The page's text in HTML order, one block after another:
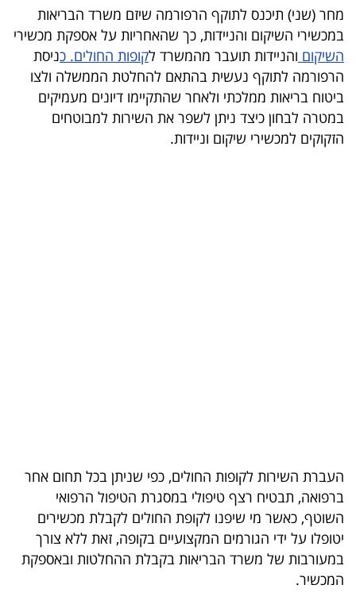
ספורט
קריירה
ולימודים
מינויים
רייטינג
פודקאסט
40
UNDER
40
מחר (שני) תיכנס לתוקף הרפורמה שיזם משרד הבריאות
במכשירי השיקום והניידות, כך שהאחריות על אספקת מכשירי
השיקום והניידות תועבר מהמשרד לקופות החולים. כניסת
הרפורמה לתוקף נעשית בהתאם להחלטת הממשלה ולצו
ביטוח בריאות ממלכתי ולאחר שהתקיימו דיונים מעמיקים
במטרה לבחון כיצד ניתן לשפר את השירות למבוטחים
הזקוקים למכשירי שיקום וניידות.
העברת השירות לקופות החולים, כפי שניתן בכל תחום אחר
ברפואה, תבטיח רצף טיפולי במסגרת הטיפול הרפואי
השוטף, כאשר מי שיפנו לקופת החולים לקבלת מכשירים
יטופלו על ידי הגורמים המקצועיים בקופה, זאת ללא צורך
במעורבות של משרד הבריאות בקבלת ההחלטות ובאספקת
המכשיר.